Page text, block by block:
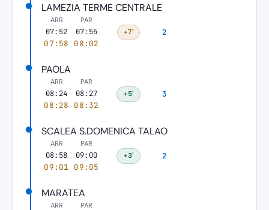
LAMEZIA TERME CENTRALE
ARR
07:52
07:58
PAR
07:55
08:02
+7' 2
PAOLA
ARR
08:24
08:28
PAR
08:27
08:32
+5' 3
SCALEA S.DOMENICA TALAO
ARR
08:58
09:01
PAR
09:00
09:05
+3' 2
MARATEA
ARR PAR